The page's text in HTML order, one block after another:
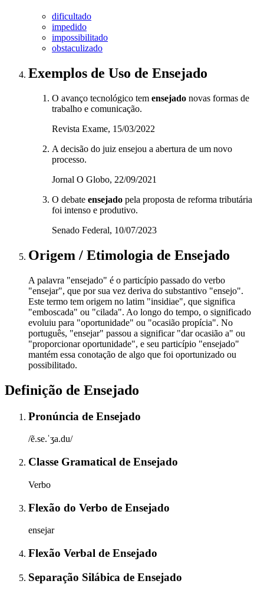
dificultado
impedido
impossibilitado
obstaculizado
Exemplos de Uso de Ensejado
O avanço tecnológico tem ensejado novas formas de
trabalho e comunicação.
Revista Exame, 15/03/2022
A decisão do juiz ensejou a abertura de um novo
processo.
Jornal O Globo, 22/09/2021
O debate ensejado pela proposta de reforma tributária
foi intenso e produtivo.
Senado Federal, 10/07/2023
Origem / Etimologia de Ensejado
A palavra "ensejado" é o particípio passado do verbo
"ensejar", que por sua vez deriva do substantivo "ensejo".
Este termo tem origem no latim "insidiae", que significa
"emboscada" ou "cilada". Ao longo do tempo, o significado
evoluiu para "oportunidade" ou "ocasião propícia". No
português, "ensejar" passou a significar "dar ocasião a" ou
"proporcionar oportunidade", e seu particípio "ensejado"
mantém essa conotação de algo que foi oportunizado ou
possibilitado.
Definição de Ensejado
Pronúncia de Ensejado
/ẽ.se.ˈʒa.du/
Classe Gramatical de Ensejado
Verbo
Flexão do Verbo de Ensejado
ensejar
Flexão Verbal de Ensejado
Separação Silábica de Ensejado